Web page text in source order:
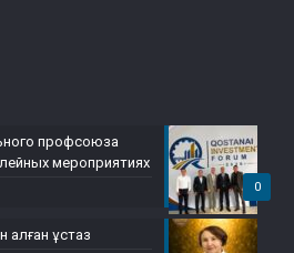
0
профсоюза
мероприятиях
алған ұстаз